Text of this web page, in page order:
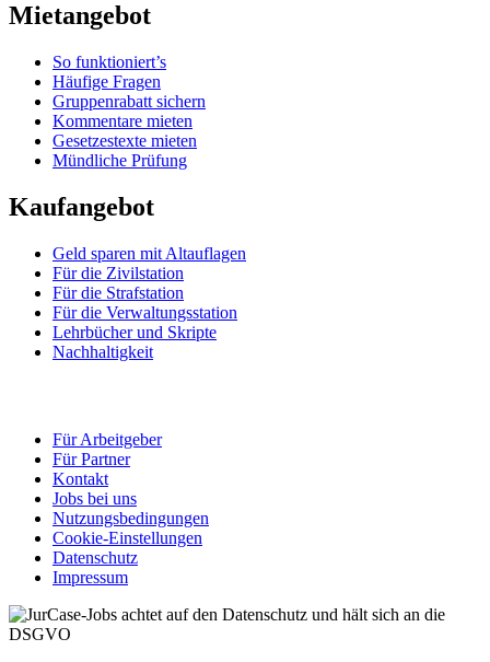
Mietangebot
So funktioniert’s
Häufige Fragen
Gruppenrabatt sichern
Kommentare mieten
Gesetzestexte mieten
Mündliche Prüfung
Kaufangebot
Geld sparen mit Altauflagen
Für die Zivilstation
Für die Strafstation
Für die Verwaltungsstation
Lehrbücher und Skripte
Nachhaltigkeit
Für Arbeitgeber
Für Partner
Kontakt
Jobs bei uns
Nutzungsbedingungen
Cookie-Einstellungen
Datenschutz
Impressum